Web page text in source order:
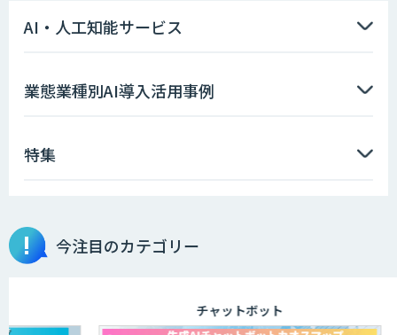
AI・人工知能サービス
業態業種別AI導入活用事例
特集
今注目のカテゴリー
チャットボット